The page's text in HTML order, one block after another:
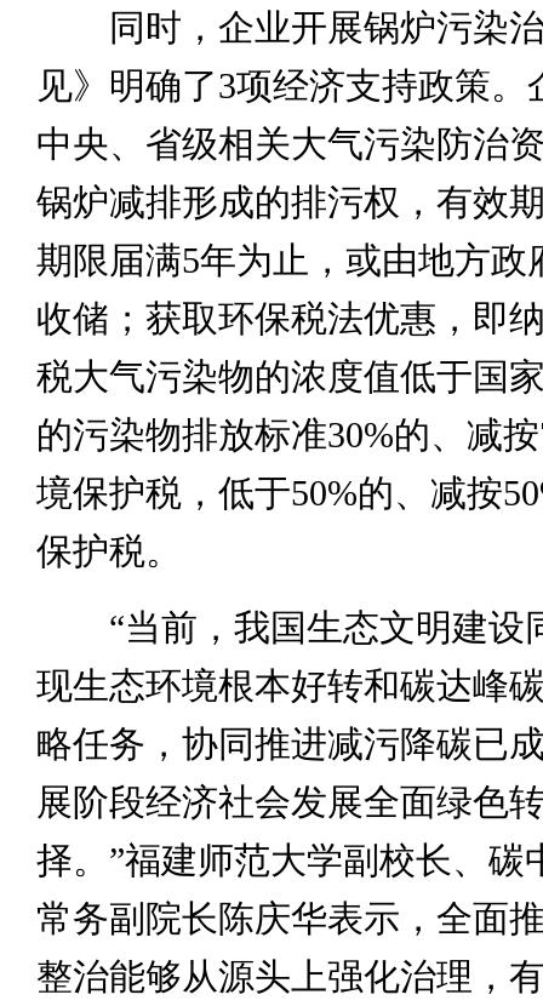
同时，企业开展锅炉污染治
见》明确了3项经济支持政策。
中央、省级相关大气污染防治
锅炉减排形成的排污权，有效
期限届满5年为止，或由地方政
收储；获取环保税法优惠，即
税大气污染物的浓度值低于国
的污染物排放标准30%的、减
境保护税，低于50%的、减按
保护税。
“当前，我国生态文明建设
现生态环境根本好转和碳达峰
略任务，协同推进减污降碳已
展阶段经济社会发展全面绿色
择。”福建师范大学副校长、碳
常务副院长陈庆华表示，全面
整治能够从源头上强化治理，